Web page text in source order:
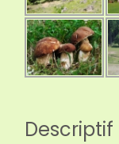
Descriptif